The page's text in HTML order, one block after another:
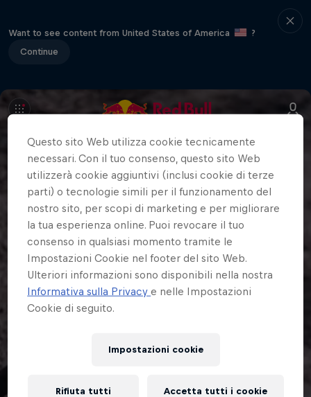
Want to see content from United States of America
?
Continue
Questo sito Web utilizza cookie tecnicamente
necessari. Con il tuo consenso, questo sito Web
utilizzerà cookie aggiuntivi (inclusi cookie di terze
parti) o tecnologie simili per il funzionamento del
nostro sito, per scopi di marketing e per migliorare
la tua esperienza online. Puoi revocare il tuo
consenso in qualsiasi momento tramite le
Impostazioni Cookie nel footer del sito Web.
Ulteriori informazioni sono disponibili nella nostra
Informativa sulla Privacye nelle Impostazioni
Cookie di seguito.
Impostazioni cookie
Rifiuta tutti Accetta tutti i cookie